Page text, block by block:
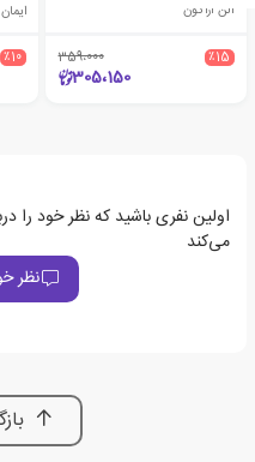
آلن آراگون
٪15 359،000
305،150
٪10
اولین نفری باشید که نظر خود را
می‌کند
نظر